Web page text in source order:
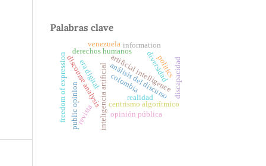
Palabras clave
inteligencia artificialanálisis del discurso
centrismo algorítmico
opinión pública
artificial intelligence
discourse analysis
freedom of expressionpublic opinion
discapacidad
derechos humanos diversidad
realidad
colombia
venezuela
politics
revista
era digital
information